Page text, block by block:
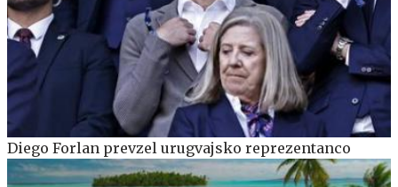
Diego Forlan prevzel urugvajsko reprezentanco